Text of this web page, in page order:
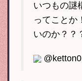
いつもの謎
ってことか
いのか？？